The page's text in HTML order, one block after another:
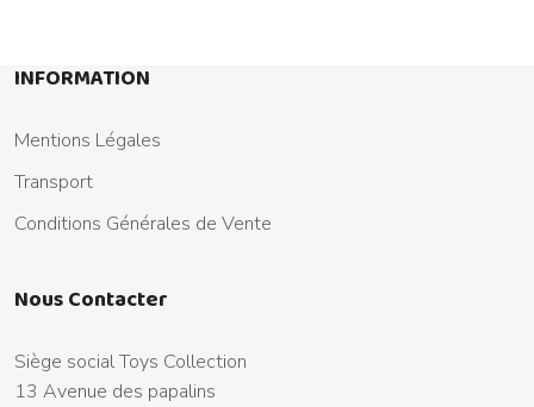
INFORMATION
Mentions Légales
Transport
Conditions Générales de Vente
Nous Contacter
Siège social Toys Collection
13 Avenue des papalins